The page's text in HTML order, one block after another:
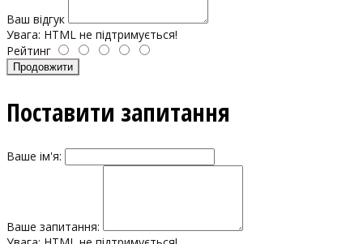
Ваш відгук
Увага: HTML не підтримується!
Рейтинг
Продовжити
Поставити запитання
Ваше ім'я:
Ваше запитання: